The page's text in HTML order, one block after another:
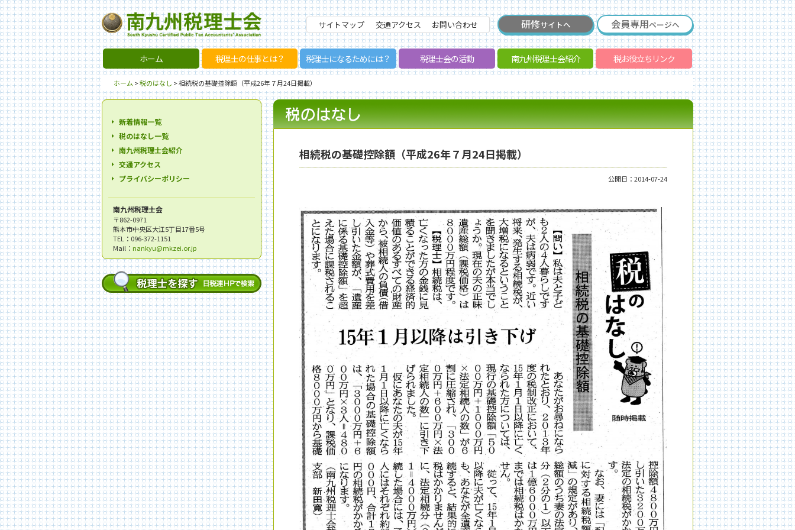
サイトマップ 交通アクセス お問い合わせ 研修サイトへ 会員専用ページへ
ホーム 税理士の仕事とは？ 税理士になるためには？ 税理士会の活動 南九州税理士会紹介 税お役立ちリンク
ホーム >税のはなし > 相続税の基礎控除額（平成26年７月24日掲載）
相続税の基礎控除額（平成26年７月24日掲載）
公開日：2014-07-24
新着情報一覧
税のはなし一覧
南九州税理士会紹介
交通アクセス
プライバシーポリシー
南九州税理士会
〒862-0971
熊本市中央区大江5丁目17番5号
TEL：096-372-1151
Mail： nankyu@mkzei.or.jp